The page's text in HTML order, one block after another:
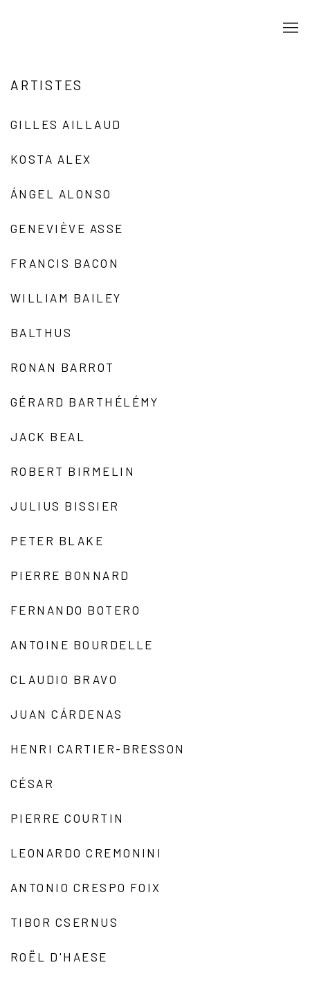
ARTISTES
GILLES AILLAUD
KOSTA ALEX
ÁNGEL ALONSO
GENEVIÈVE ASSE
FRANCIS BACON
WILLIAM BAILEY
BALTHUS
RONAN BARROT
GÉRARD BARTHÉLÉMY
JACK BEAL
ROBERT BIRMELIN
JULIUS BISSIER
PETER BLAKE
PIERRE BONNARD
FERNANDO BOTERO
ANTOINE BOURDELLE
CLAUDIO BRAVO
JUAN CÁRDENAS
HENRI CARTIER-BRESSON
CÉSAR
PIERRE COURTIN
LEONARDO CREMONINI
ANTONIO CRESPO FOIX
TIBOR CSERNUS
ROËL D'HAESE